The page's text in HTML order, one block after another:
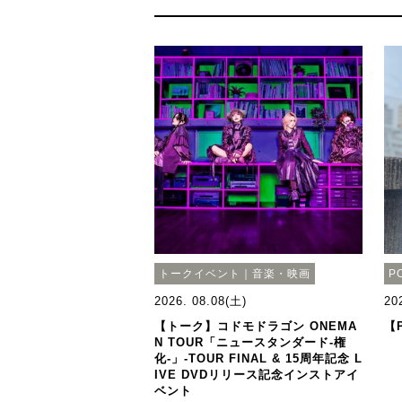
トークイベント｜音楽・映画
2026. 08.08(土)
【トーク】コドモドラゴン ONEMA
N TOUR「ニュースタンダード-権
化-」-TOUR FINAL & 15周年記念 L
IVE DVDリリース記念インストアイ
ベント